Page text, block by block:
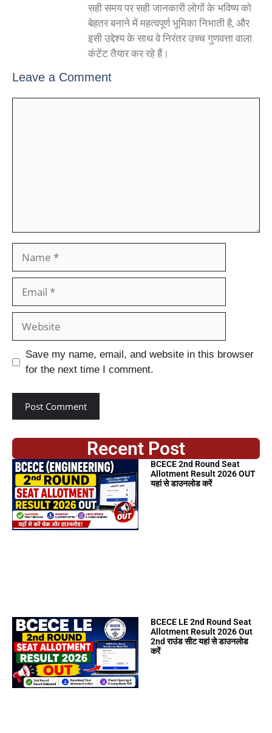
सही समय पर सही जानकारी लोगों के भविष्य को
बेहतर बनाने में महत्वपूर्ण भूमिका निभाती है, और
इसी उद्देश्य के साथ वे निरंतर उच्च गुणवत्ता वाला
कंटेंट तैयार कर रहे हैं।
Leave a Comment
Save my name, email, and website in this browser
for the next time I comment.
Recent Post
BCECE 2nd Round Seat
Allotment Result 2026 OUT
यहां से डाउनलोड करें
BCECE LE 2nd Round Seat
Allotment Result 2026 Out
2nd राउंड सीट यहां से डाउनलोड
करें